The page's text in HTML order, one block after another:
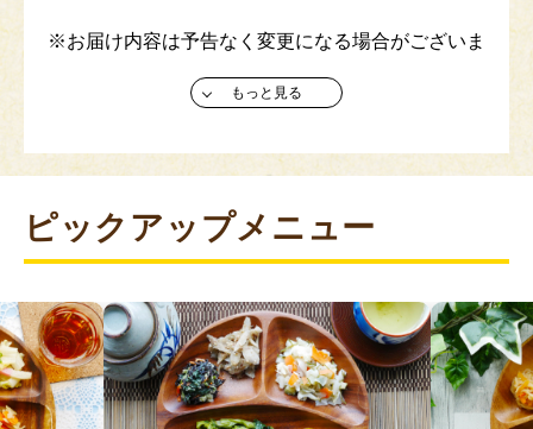
※お届け内容は予告なく変更になる場合がございま
※定期継続購入とは、1回のお申し込みでご注文い
るサービスです。 （3回以上の継続からご利用いた
もっと見る
ピックアップメニュー